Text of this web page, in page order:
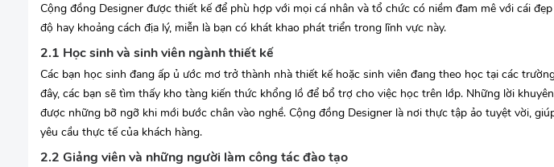
Cộng đồng Designer được thiết kế để phù hợp với mọi cá nhân và tổ chức có niềm đam mê với cái
độ hay khoảng cách địa lý, miễn là bạn có khát khao phát triển trong lĩnh vực này.
2.1 Học sinh và sinh viên ngành thiết kế
Các bạn học sinh đang ấp ủ ước mơ trở thành nhà thiết kế hoặc sinh viên đang theo học tại các
đây, các bạn sẽ tìm thấy kho tàng kiến thức khổng lồ để bổ trợ cho việc học trên lớp. Những lời
được những bỡ ngỡ khi mới bước chân vào nghề. Cộng đồng Designer là nơi thực tập ảo tuyệt vời,
yêu cầu thực tế của khách hàng.
2.2 Giảng viên và những người làm công tác đào tạo